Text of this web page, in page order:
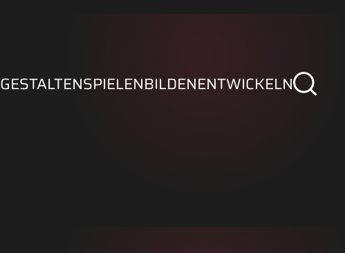
GESTALTENSPIELENBILDENENTWICKELN